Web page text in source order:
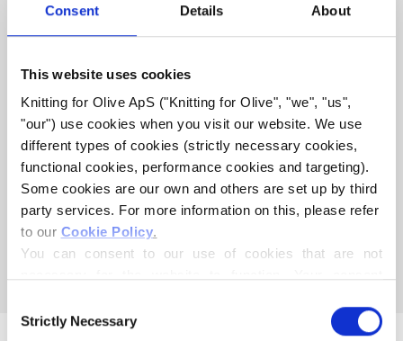
Consent Details About
This website uses cookies
Knitting for Olive ApS ("Knitting for Olive", "we", "us",
"our") use cookies when you visit our website. We use
different types of cookies (strictly necessary cookies,
functional cookies, performance cookies and targeting).
Some cookies are our own and others are set up by third
party services. For more information on this, please refer
to our Cookie Policy.
You can consent to our use of cookies that are not
controller, may process your personal data for the
Selection
Strictly Necessary
KNITTING FOR OLIVE
COMPATIBLE CASHMERE -
BROWN BEAR